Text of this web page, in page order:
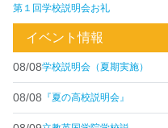
第１回学校説明会お礼
イベント情報
08/08学校説明会（夏期実施）
08/08 『夏の高校説明会』